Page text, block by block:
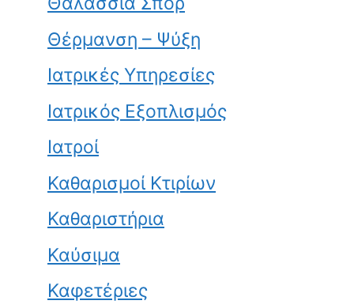
Θέρμανση – Ψύξη
Ιατρικές Υπηρεσίες
Ιατρικός Εξοπλισμός
Ιατροί
Καθαρισμοί Κτιρίων
Καθαριστήρια
Καύσιμα
Καφετέριες